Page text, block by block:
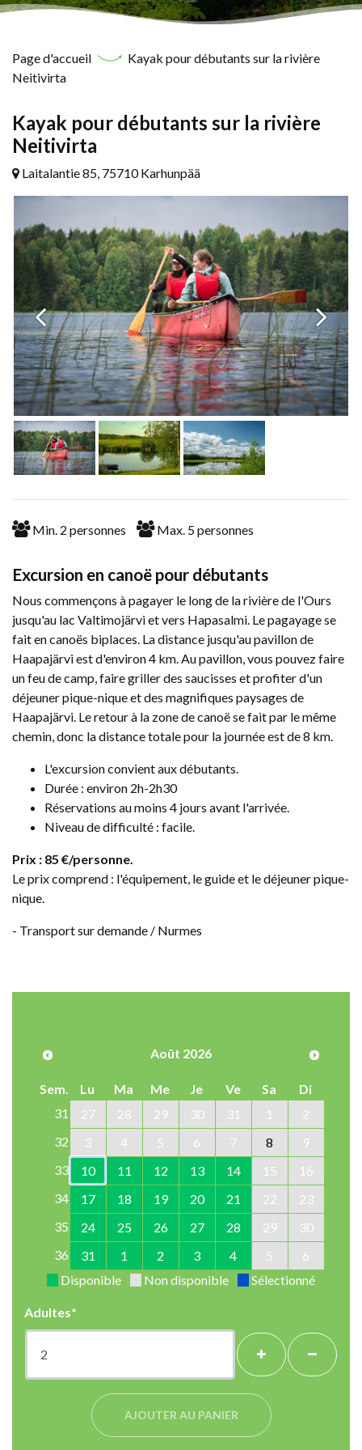
Page d'accueil
Kayak pour débutants sur la rivière
Neitivirta
Kayak pour débutants sur la rivière
Neitivirta
Laitalantie 85, 75710 Karhunpää
Min. 2 personnes Max. 5personnes
Excursion en canoë pour débutants
Nous commençons à pagayer le long de la rivière de l'Ours
jusqu'au lac Valtimojärvi et vers Hapasalmi. Le pagayage se
fait en canoës biplaces. La distance jusqu'au pavillon de
Haapajärvi est d'environ 4 km. Au pavillon, vous pouvez faire
un feu de camp, faire griller des saucisses et profiter d'un
déjeuner pique-nique et des magnifiques paysages de
Haapajärvi. Le retour à la zone de canoë se fait par le même
chemin, donc la distance totale pour la journée est de 8 km.
L'excursion convient aux débutants.
Durée : environ 2h-2h30
Réservations au moins 4 jours avant l'arrivée.
Niveau de difficulté : facile.
Prix : 85 €/personne.
Le prix comprend : l'équipement, le guide et le déjeuner pique-
nique.
- Transport sur demande / Nurmes
Août 2026
Sem. Lu Ma Me Je Ve Sa
Di
31
27 28 29 30 31 1
2
32
3 4 5 6 7 8
9
33
10 11 12 13 14 15
16
34
17 18 19 20 21 22
23
35
24 25 26 27 28 29
30
36
31 1 2 3 4 5
6
Disponible
Non disponible Sélectionné
Adultes*
AJOUTER AU PANIER